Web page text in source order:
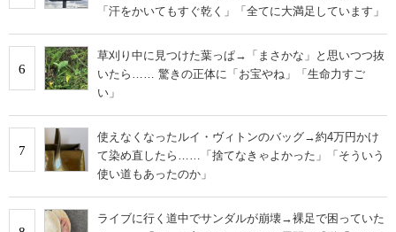
「汗をかいてもすぐ乾く」「全てに大満足しています」
6
草刈り中に見つけた葉っぱ→「まさかな」と思いつつ抜
いたら…… 驚きの正体に「お宝やね」「生命力すご
い」
7
使えなくなったルイ・ヴィトンのバッグ→約4万円かけ
て染め直したら……「捨てなきゃよかった」「そういう
使い道もあったのか」
ライブに行く道中でサンダルが崩壊→裸足で困っていた